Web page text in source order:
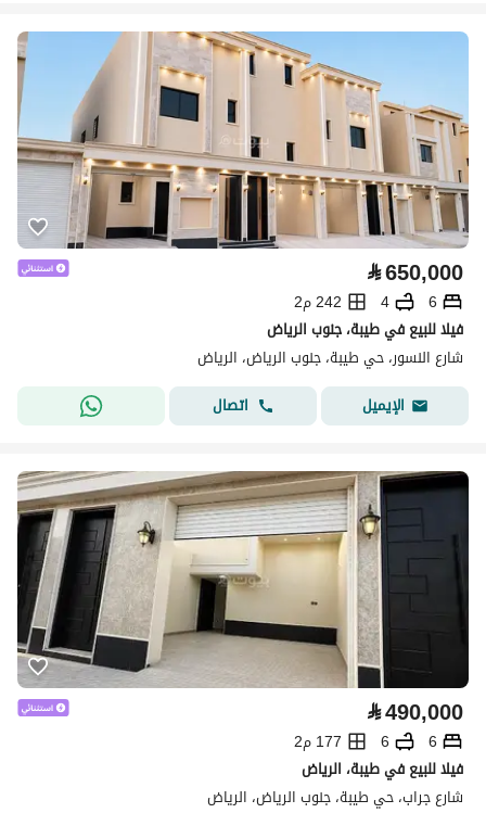
⃁650,000
6
4
242 م2
فيلا للبيع في طيبة، جنوب الرياض
شارع النسور، حي طيبة، جنوب الرياض، الرياض
الإيميل
اتصال
⃁490,000
6
6
177 م2
فيلا للبيع في طيبة، الرياض
شارع جراب، حي طيبة، جنوب الرياض، الرياض